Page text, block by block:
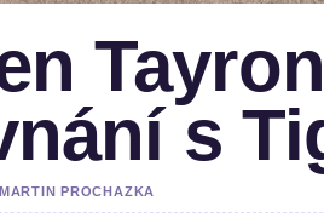
s
PROCHAZKA